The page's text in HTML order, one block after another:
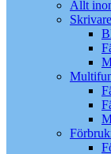
Allt
Skrivare